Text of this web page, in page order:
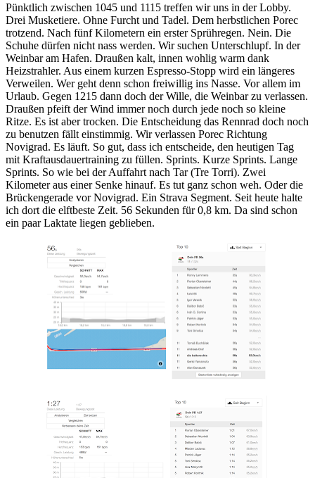
Pünktlich zwischen 1045 und 1115 treffen wir uns in der Lobby.
Drei Musketiere. Ohne Furcht und Tadel. Dem herbstlichen Porec
trotzend. Nach fünf Kilometern ein erster Sprühregen. Nein. Die
Schuhe dürfen nicht nass werden. Wir suchen Unterschlupf. In der
Weinbar am Hafen. Draußen kalt, innen wohlig warm dank
Heizstrahler. Aus einem kurzen Espresso-Stopp wird ein längeres
Verweilen. Wer geht denn schon freiwillig ins Nasse. Vor allem im
Urlaub. Gegen 1215 dann doch der Wille, die Weinbar zu verlassen.
Draußen pfeift der Wind immer noch durch jede noch so kleine
Ritze. Es ist aber trocken. Die Entscheidung das Rennrad doch noch
zu benutzen fällt einstimmig. Wir verlassen Porec Richtung
Novigrad. Es läuft. So gut, dass ich entscheide, den heutigen Tag
mit Kraftausdauertraining zu füllen. Sprints. Kurze Sprints. Lange
Sprints. So wie bei der Auffahrt nach Tar (Tre Torri). Zwei
Kilometer aus einer Senke hinauf. Es tut ganz schon weh. Oder die
Brückengerade vor Novigrad. Ein Strava Segment. Seit heute halte
ich dort die elftbeste Zeit. 56 Sekunden für 0,8 km. Da sind schon
ein paar Laktate liegen geblieben.